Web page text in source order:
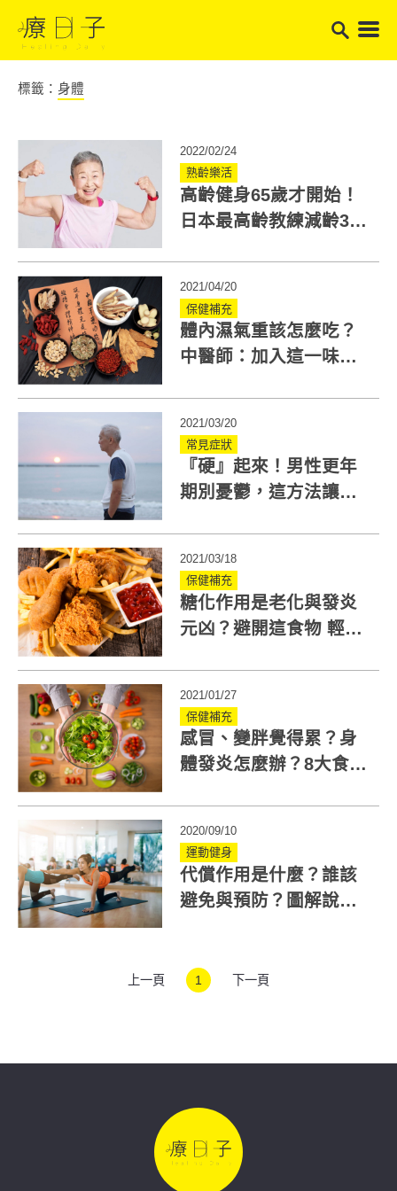
標籤： 身體
2022/02/24
熟齡樂活
高齡健身65歲才開始！
日本最高齡教練減齡30
2021/04/20
保健補充
體內濕氣重該怎麼吃？
中醫師：加入這一味煲
2021/03/20
常見症狀
『硬』起來！男性更年
期別憂鬱，這方法讓你
2021/03/18
保健補充
糖化作用是老化與發炎
元凶？避開這食物 輕鬆
2021/01/27
保健補充
感冒、變胖覺得累？身
體發炎怎麼辦？8大食物
2020/09/10
運動健身
代償作用是什麼？誰該
避免與預防？圖解說明
上一頁 1 下一頁